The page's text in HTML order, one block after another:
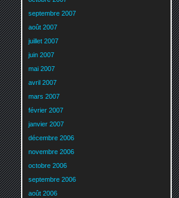
septembre 2007
août 2007
juillet 2007
juin 2007
mai 2007
avril 2007
mars 2007
février 2007
janvier 2007
décembre 2006
novembre 2006
octobre 2006
septembre 2006
août 2006